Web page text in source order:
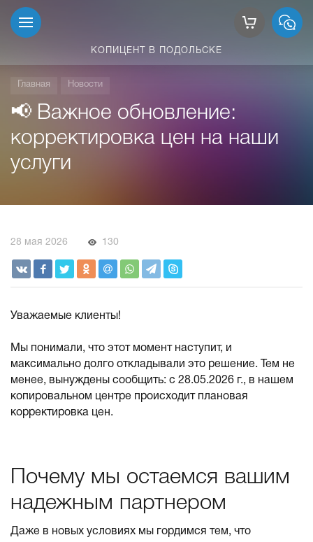
КОПИЦЕНТ В ПОДОЛЬСКЕ
Главная Новости
📢 Важное обновление:
корректировка цен на наши
услуги
28 мая 2026 130
Уважаемые клиенты!
Мы понимали, что этот момент наступит, и
максимально долго откладывали это решение. Тем не
менее, вынуждены сообщить: с 28.05.2026 г., в нашем
копировальном центре происходит плановая
корректировка цен.
Почему мы остаемся вашим
надежным партнером
Даже в новых условиях мы гордимся тем, что